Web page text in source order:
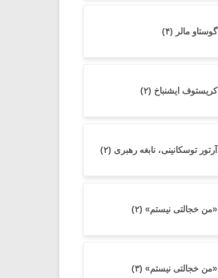
گوستاو مالر (۴)
کریستوف ایشنباخ (۲)
آرتور توسکانینی، نابغه رهبری (۲)
«من خجالتی نیستم» (۲)
«من خجالتی نیستم» (۳)